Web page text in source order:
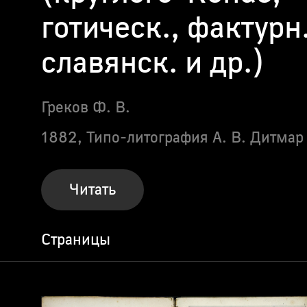
готическ.,
славянск. и др.)
Греков Ф. В.
1882, Типо-литография А. В. Дитмар
Читать
Страницы